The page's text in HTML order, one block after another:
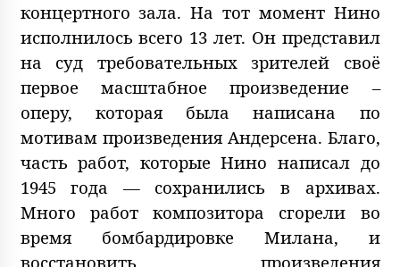
концертного зала. На тот момент Нино
исполнилось всего 13 лет. Он представил
на суд требовательных зрителей своё
первое масштабное произведение –
оперу, которая была написана по
мотивам произведения Андерсена. Благо,
часть работ, которые Нино написал до
1945 года — сохранились в архивах.
Много работ композитора сгорели во
время бомбардировке Милана, и
восстановить произведения